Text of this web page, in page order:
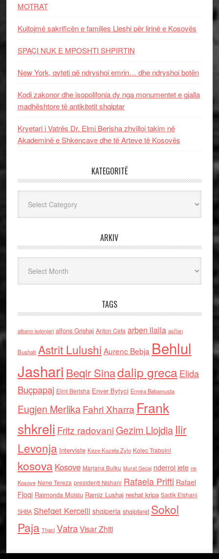
MOTRAT
Kujtojmë sakrificën e familjes Lleshi për lirinë e Kosovës
SPAÇI NUK E MPOSHTI SHPIRTIN
New York, qyteti që ndryshoi emrin… dhe ndryshoi botën
Kodi zakonor dhe isopolifonia dy nga monumentet e gjalla
madhështore të antikitetit shqiptar
Kryetari i Vatrës Dr. Elmi Berisha zhvilloi takim në
Akademinë e Shkencave dhe të Arteve të Kosovës
KATEGORITË
ARKIV
TAGS
albano kolonjari alfons Grishaj Anton Cefa arben llalla asllan
Bushati Astrit Lulushi Aurenc Bebja Behlul
Jashari Beqir Sinadalip grecaElida
Buçpapaj Elmi Berisha Enver Bytyci Ermira Babamusta
Eugjen MerlikaFahri Xharra Frank
shkreli Fritz radovaniGezim Llojdia Ilir
Levonja Interviste Keze Kozeta Zylo Kolec Traboini
kosova Kosove Marjana Bulku Murat Gecaj nderroi jete ne
Kosove Nene Tereza presidenti Nishani Rafaela Prifti Rafael
Floqi Raimonda Moisiu Ramiz Lushaj reshat kripa Sadik Elshani
SHBA Shefqet Kercelli shqiperia shqiptaret Sokol
Paja Thaci VatraVisar Zhiti